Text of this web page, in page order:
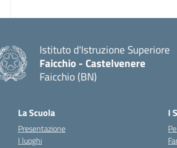
Istituto d'Istruzione Superiore
Faicchio - Castelvenere
Faicchio (BN)
La Scuola
Presentazione
I luoghi
I